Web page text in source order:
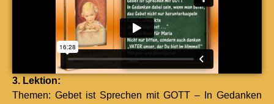
3. Lek­tion:
The­men: Gebet ist Sprechen mit GOTT – In Gedanken